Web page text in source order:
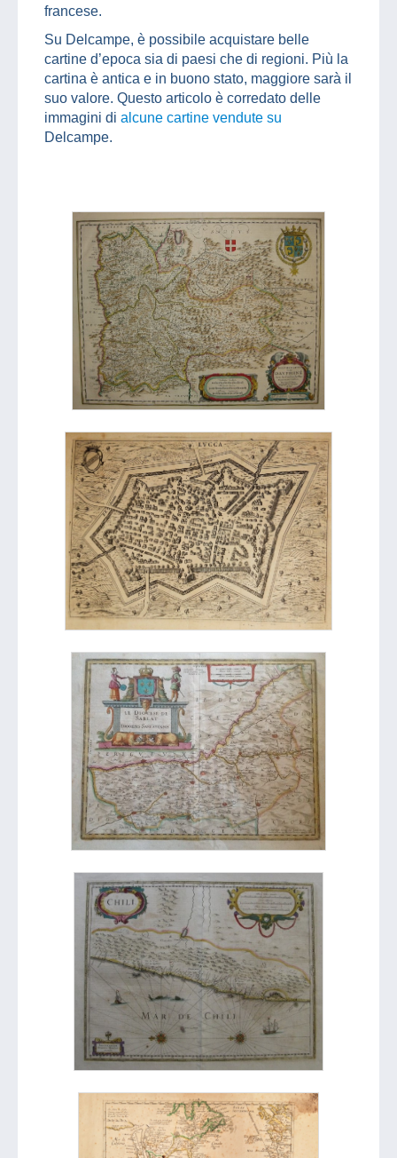
francese.
Su Delcampe, è possibile acquistare belle
cartine d’epoca sia di paesi che di regioni. Più la
cartina è antica e in buono stato, maggiore sarà il
suo valore. Questo articolo è corredato delle
immagini di alcune cartine vendute su
Delcampe.